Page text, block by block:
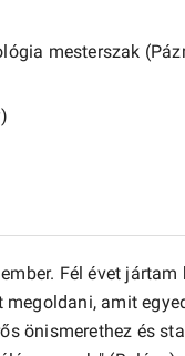
mesterszak
Fél évet jártam
amit
önismerethez és